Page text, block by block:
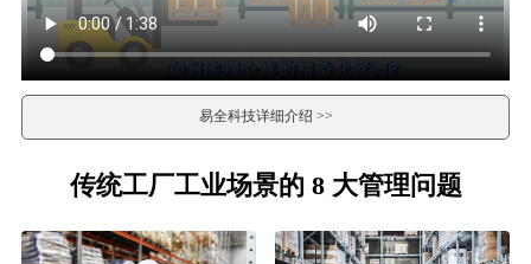
易全科技详细介绍 >>
传统工厂工业场景的 8 大管理问题